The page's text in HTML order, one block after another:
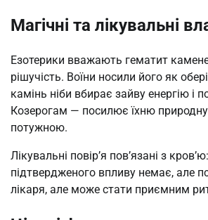
Магічні та лікувальні
Езотерики вважають гематит
рішучість. Воїни носили його як
камінь ніби вбирає зайву енергію і
Козерогам — посилює їхню
потужною.
Лікувальні повір’я пов’язані з
підтвердженого впливу немає, але
лікаря, але може стати приємним